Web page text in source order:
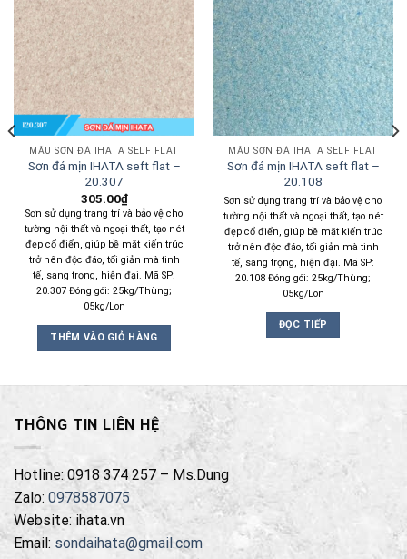
MẪU SƠN ĐÁ IHATA SELF FLAT
Sơn đá mịn IHATA seft flat –
20.307
305.00₫
Sơn sử dụng trang trí và bảo vệ cho
tường nội thất và ngoại thất, tạo nét
đẹp cổ điển, giúp bề mặt kiến trúc
trở nên độc đáo, tối giản mà tinh
tế, sang trọng, hiện đại. Mã SP:
20.307 Đóng gói: 25kg/Thùng;
05kg/Lon
THÊM VÀO GIỎ HÀNG
MẪU SƠN ĐÁ IHATA SELF FLAT
Sơn đá mịn IHATA seft flat –
20.108
Sơn sử dụng trang trí và bảo vệ cho
tường nội thất và ngoại thất, tạo nét
đẹp cổ điển, giúp bề mặt kiến trúc
trở nên độc đáo, tối giản mà tinh
tế, sang trọng, hiện đại. Mã SP:
20.108 Đóng gói: 25kg/Thùng;
05kg/Lon
ĐỌC TIẾP
THÔNG TIN LIÊN HỆ
Hotline: 0918 374 257 – Ms.Dung
Zalo: 0978587075
Website: ihata.vn
Email: sondaihata@gmail.com